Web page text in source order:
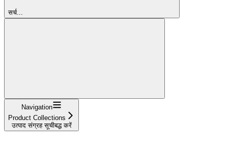
सर्च...
Navigation
Product Collections
उत्पाद संग्रह सूचीबद्ध करें